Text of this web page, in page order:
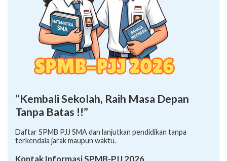
Tanpa Batas !!”
Daftar SPMB PJJ SMA dan lanjutkan pendidikan tanpa
Kontak Informasi SPMB-PJJ 2026